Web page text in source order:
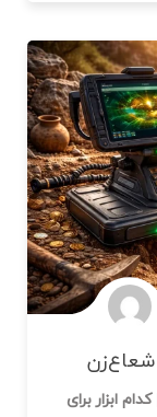
ابزار برای